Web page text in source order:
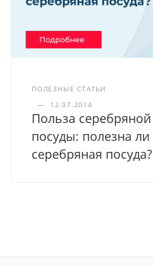
ПОЛЕЗНЫЕ СТАТЬИ
—
12.07.2014
Польза серебряной
посуды: полезна ли
серебряная посуда?